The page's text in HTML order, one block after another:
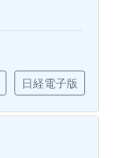
日経電子版